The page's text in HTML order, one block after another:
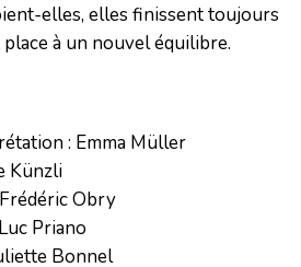
elles, elles finissent toujours
place à un nouvel équilibre.
: Emma Müller
Künzli
Obry
Priano
Bonnel